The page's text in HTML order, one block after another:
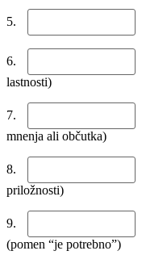
5.
6.
lastnosti)
7.
mnenja ali občutka)
8.
priložnosti)
9.
(pomen “je potrebno”)